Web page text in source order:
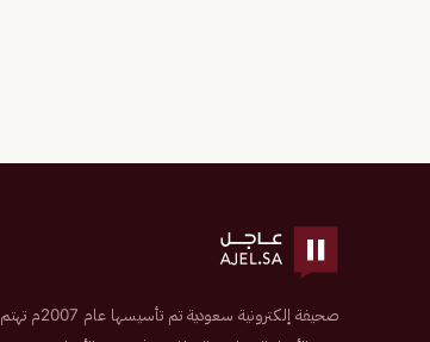
صحيفة إلكترونية سعودية تم تأسيسها عام 2007م تهتم